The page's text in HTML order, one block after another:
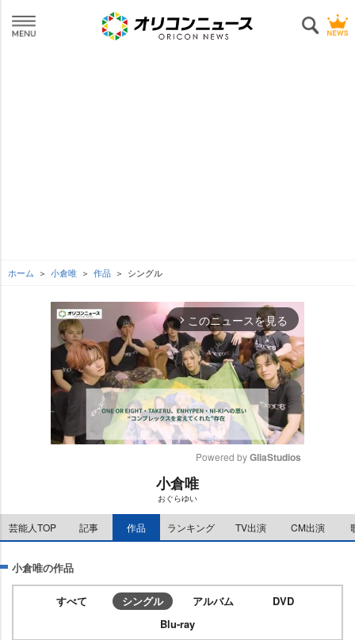
ホーム 小倉唯 作品 シングル
arrow_forward_ios このニュースを見る
e
Powered by GliaStudios
小倉唯
おぐらゆい
芸能人TOP 記事 作品 ランキング TV出演 CM出演
小倉唯の作品
すべて シングル アルバム
DVD
Blu-ray